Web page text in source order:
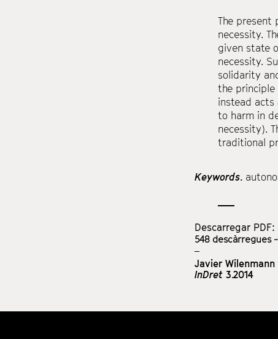
The present
necessity.
given state
necessity.
solidarity
the
instead
to harm in
necessity).
traditional
Keywords.
Descarregar PDF:
548 descàrregues
Javier
InDret 3.2014